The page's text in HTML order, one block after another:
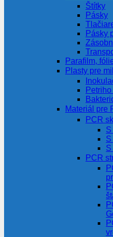
Štítky
Pásky
Pásky
Parafilm,
Plasty pre
Materiál pre
PCR
PCR